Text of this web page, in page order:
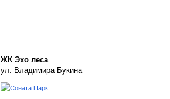
ЖК Эхо леса
ул. Владимира Букина